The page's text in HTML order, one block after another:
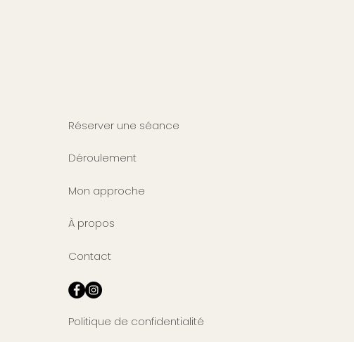
Réserver une séance
Déroulement
Mon approche
À propos
Contact
Politique de confidentialité